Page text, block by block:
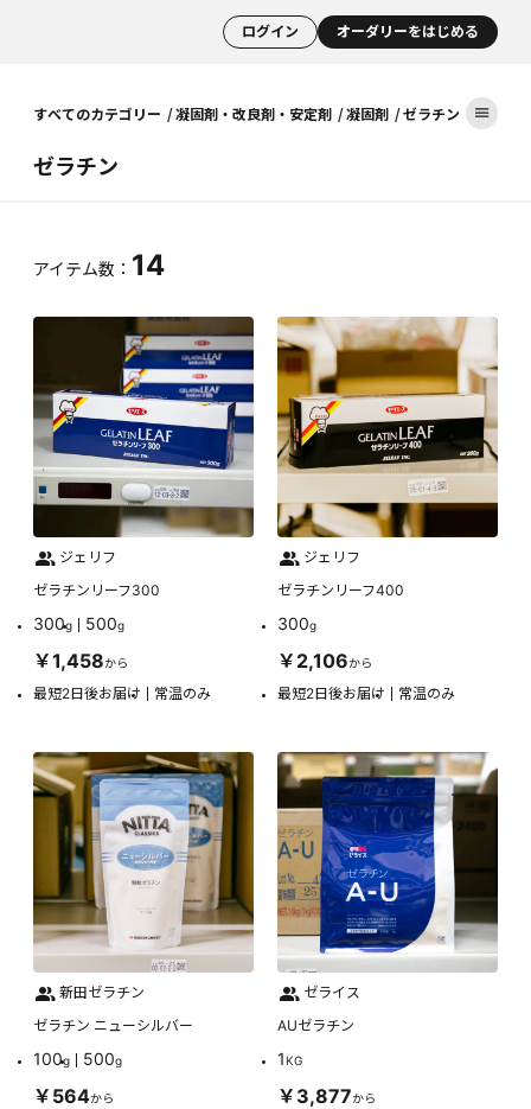
ログイン オーダリーをはじめる
すべてのカテゴリー 凝固剤・改良剤・安定剤 凝固剤 ゼラチン
ゼラチン
アイテム数： 14
ジェリフ
ゼラチンリーフ300
300g 500g
￥1,458から
最短2日後お届け 常温のみ
ジェリフ
ゼラチンリーフ400
300g
￥2,106から
最短2日後お届け 常温のみ
新田ゼラチン
ゼラチン ニューシルバー
100g 500g
￥564から
ゼライス
AUゼラチン
1KG
￥3,877から